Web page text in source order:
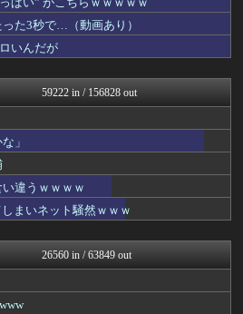
海外トークログ
女子アナお宝画像速報－5c...
GUNDAM.LOG｜ガン...
PCパーツまとめ
痛いニュース(ﾉ∀`)
凹凸ちゃんねる 発達障害・...
ぐら速 -声優まとめ速報-
ああ言えばForYou
パチンコ・パチスロ.com
VTuberNews
明日は何を食べようか
1000mg
た3秒で…（動画あり）
いんだが
59222 in / 156828 out
」
違うｗｗｗｗ
まいネット騒然ｗｗｗ
26560 in / 63849 out